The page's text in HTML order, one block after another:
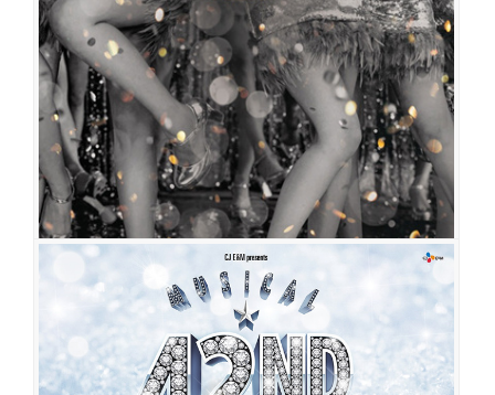
브로드웨이 42번가
공연일시
2018-06-21 ~ 2018-08-19
공연장
예술의전당 CJ토월극장
출연진
김석훈이종혁 김선경 배해선이경미 홍지민 정민 강동호
송
영창임기홍김호 조용수 최영민 오소연정단영
브로드웨이 42번가
공연일시
2017-08-05 ~ 2017-10-08
공연장
디큐브아트센터
출연진
김석훈 이종혁최정원배해선전수경김경선 오소연
전예지